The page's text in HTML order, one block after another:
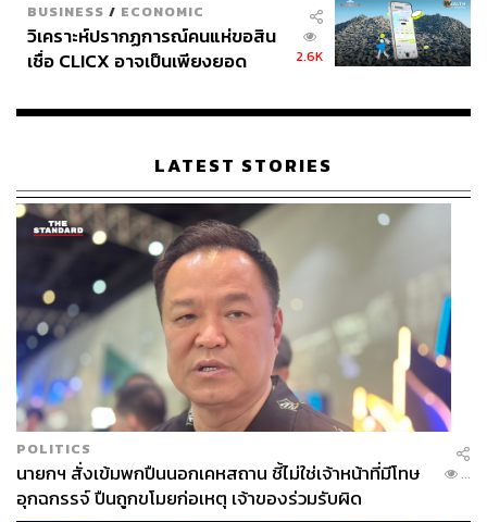
BUSINESS / ECONOMIC
วิเคราะห์ปรากฏการณ์คนแห่ขอสิน
เชื่อ CLICX อาจเป็นเพียงยอด
เรือนไทยที่ถูกซุกไว้
2.6K
LATEST STORIES
POLITICS
นายกฯ สั่งเข้มพกปืนนอกเคหสถาน ชี้ไม่ใช่เจ้าหน้าที่มีโทษ
อุกฉกรรจ์ ปืนถูกขโมยก่อเหตุ เจ้าของร่วมรับผิด
...